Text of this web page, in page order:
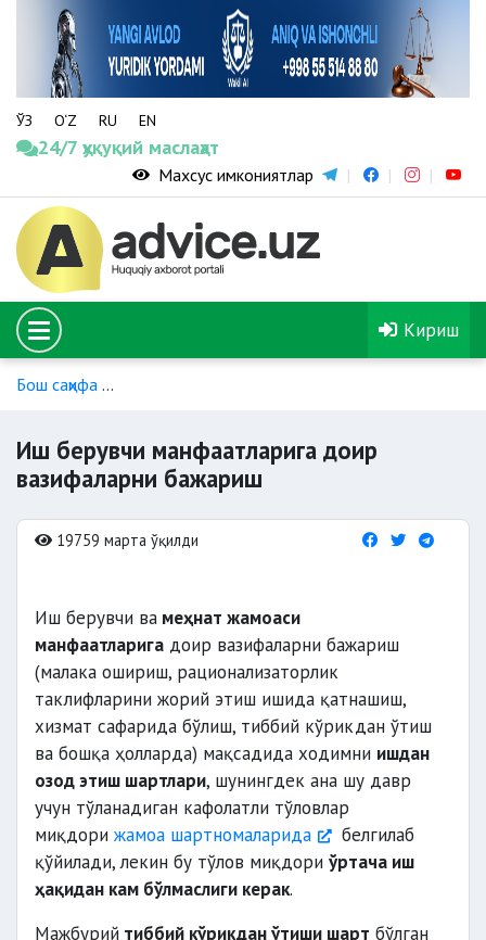
ЎЗ O‘Z RU EN
24/7 ҳуқуқий маслаҳат
Махсус имкониятлар
Кириш
Бош саҳифа
Иш берувчи манфаатларига доир
вазифаларни бажариш
19759 марта ўқилди
Иш берувчи ва меҳнат жамоаси
манфаатларига доир вазифаларни бажариш
(малака ошириш, рационализаторлик
таклифларини жорий этиш ишида қатнашиш,
хизмат сафарида бўлиш, тиббий кўрикдан ўтиш
ва бошқа ҳолларда) мақсадида ходимни ишдан
озод этиш шартлари, шунингдек ана шу давр
учун тўланадиган кафолатли тўловлар
миқдори жамоа шартномаларида
белгилаб
қўйилади, лекин бу тўлов миқдори ўртача иш
ҳақидан кам бўлмаслиги керак.
Мажбурий тиббий кўрикдан ўтиши шарт бўлган